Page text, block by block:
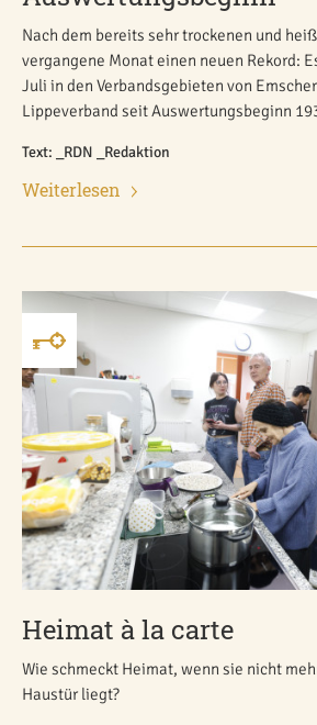
Nach dem bereits sehr trockenen und
vergangene Monat einen neuen Rekord:
Juli in den Verbandsgebieten von
Lippeverband seit Auswertungsbeginn
Text: _RDN _Redaktion
Weiterlesen
Heimat à la carte
Wie schmeckt Heimat, wenn sie nicht
Haustür liegt?